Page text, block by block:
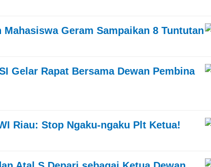
Geram Sampaikan 8 Tuntutan
Gelar Rapat Bersama Dewan Pembina
Riau: Stop Ngaku-ngaku Plt Ketua!